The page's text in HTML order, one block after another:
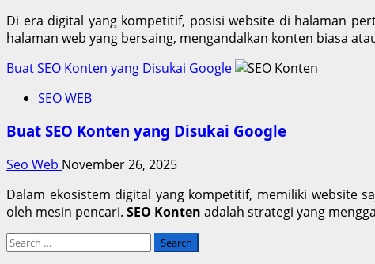
Di era digital yang kompetitif, posisi website di halaman
halaman web yang bersaing, mengandalkan konten biasa
Buat SEO Konten yang Disukai Google
SEO WEB
Buat SEO Konten yang Disukai Google
Seo Web November 26, 2025
Dalam ekosistem digital yang kompetitif, memiliki website
oleh mesin pencari. SEO Konten adalah strategi yang
Search